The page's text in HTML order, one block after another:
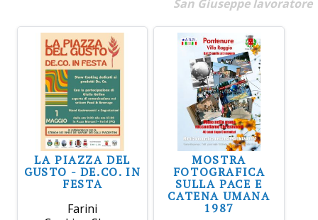
San Giuseppe lavoratore
LA PIAZZA DEL
GUSTO - DE.CO. IN
FESTA
Farini
MOSTRA
FOTOGRAFICA
SULLA PACE E
CATENA UMANA
1987